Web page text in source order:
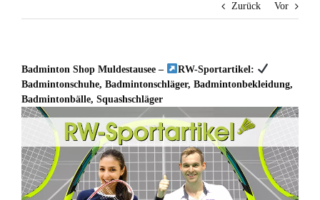
Zurück Vor
Badminton Shop Muldestausee –
RW-Sportartikel:
Badmintonschuhe, Badmintonschläger, Badmintonbekleidung,
Badmintonbälle, Squashschläger